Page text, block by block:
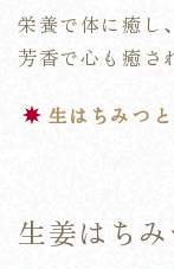
栄養で体に癒し
芳香で心も癒さ
生はちみつ
生姜はち